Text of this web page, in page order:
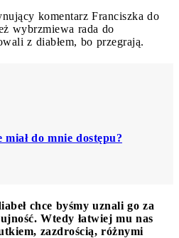
komentarz Franciszka do
wybrzmiewa rada do
z diabłem, bo przegrają.
do mnie dostępu?
chce byśmy uznali go za
Wtedy łatwiej mu nas
zazdrością, różnymi